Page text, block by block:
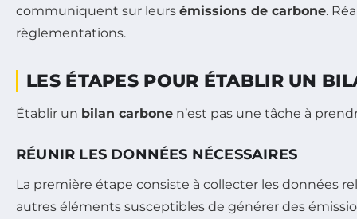
communiquent sur leurs émissions de carbone.
règlementations.
LES ÉTAPES POUR ÉTABLIR UN
Établir un bilan carbone n’est pas une tâche à
RÉUNIR LES DONNÉES NÉCESSAIRES
La première étape consiste à collecter les données
autres éléments susceptibles de générer des